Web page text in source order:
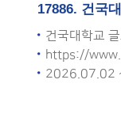
17886. 건국
건국대학교
https://
2026.07.02